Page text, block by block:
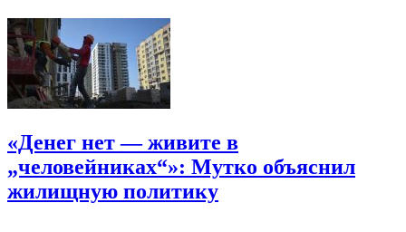
«Денег нет — живите в
„человейниках“»: Мутко объяснил
жилищную политику